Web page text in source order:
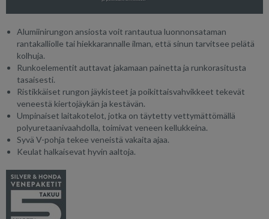
Alumiinirungon ansiosta voit rantautua luonnonsataman
rantakalliolle tai hiekkarannalle ilman, että sinun tarvitsee pelätä
kolhuja.
Runkoelementit auttavat jakamaan painetta ja runkorasitusta
tasaisesti.
Ristikkäiset rungon jäykisteet ja poikittaisvahvikkeet tekevät
veneestä kiertojäykän ja kestävän.
Umpinaiset laitakotelot, jotka on täytetty vettymättömällä
polyuretaanivaahdolla, toimivat veneen kellukkeina.
Syvä V-pohja tekee veneistä vakaita ajaa.
Keulat halkaisevat hyvin aaltoja.